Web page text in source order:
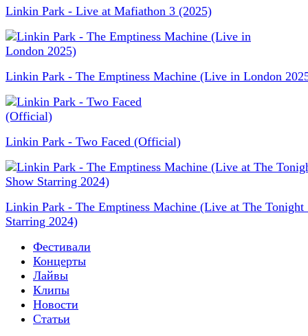
Linkin Park - Live at Mafiathon 3 (2025)
Linkin Park - The Emptiness Machine (Live in London
Linkin Park - Two Faced (Official)
Linkin Park - The Emptiness Machine (Live at The Tonight
Starring 2024)
Фестивали
Концерты
Лайвы
Клипы
Новости
Статьи